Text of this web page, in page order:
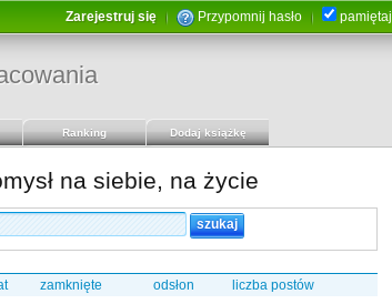
Zarejestruj się Przypomnij hasło pamiętaj
Ranking Dodaj książkę
na siebie, na życie
zamknięte odsłon liczba postów